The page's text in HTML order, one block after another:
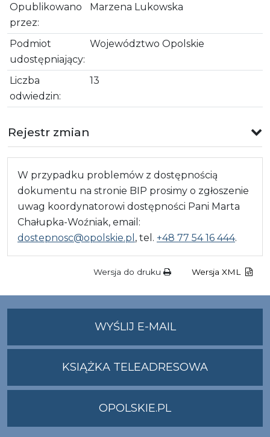
Opublikowano
przez:
Marzena Lukowska
Podmiot
udostępniający:
Województwo Opolskie
Liczba
odwiedzin:
13
Rejestr zmian
W przypadku problemów z dostępnością
dokumentu na stronie BIP prosimy o zgłoszenie
uwag koordynatorowi dostępności Pani Marta
Chałupka-Woźniak, email:
dostepnosc@opolskie.pl , tel. +48 77 54 16 444.
Wersja do druku Wersja XML
WYŚLIJ E-MAILNA
ADRES
KSIĄŻKA TELEADRESOWA
OPOLSKIE.PL